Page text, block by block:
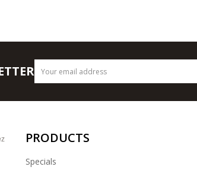
PRODUCTS
Specials